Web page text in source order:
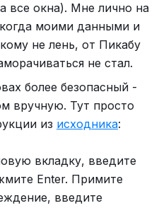
все окна). Мне лично на
моими данными и
не лень, от Пикабу
не стал.
более безопасный -
вручную. Тут просто
из исходника:
вкладку, введите
Enter. Примите
введите